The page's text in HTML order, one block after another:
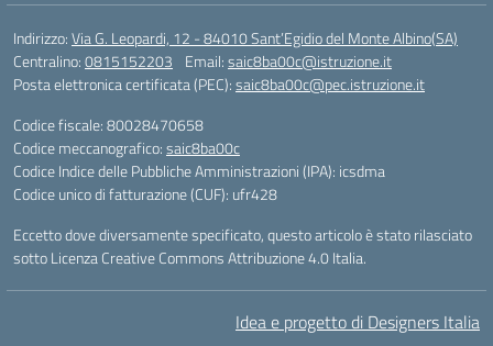
Indirizzo:Via G. Leopardi, 12 - 84010 Sant’Egidio del Monte Albino(SA)
Centralino:0815152203 Email:saic8ba00c@istruzione.it
Posta elettronica certificata (PEC):saic8ba00c@pec.istruzione.it
Codice fiscale: 80028470658
Codice meccanografico:saic8ba00c
Codice Indice delle Pubbliche Amministrazioni (IPA): icsdma
Codice unico di fatturazione (CUF): ufr428
Eccetto dove diversamente specificato, questo articolo è stato rilasciato
sotto Licenza Creative Commons Attribuzione 4.0 Italia.
Idea e progetto di Designers Italia